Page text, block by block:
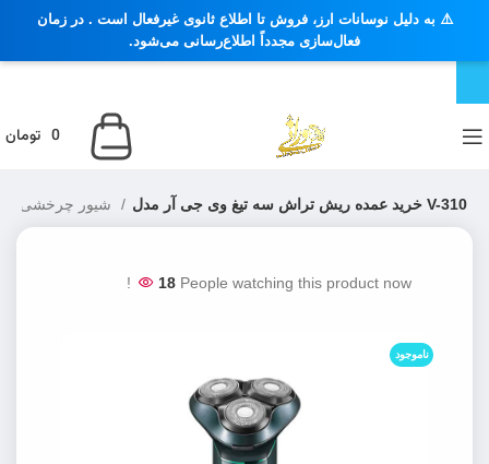
0 تومان
خرید عمده ریش تراش سه تیغ وی جی آر مدل V-310
18 People watching this product now!
ناموجود
⚠️ به دلیل نوسانات ارز، فروش تا اطلاع ثانوی غیرفعال است . در زمان
فعال‌سازی مجدداً اطلاع‌رسانی می‌شود.